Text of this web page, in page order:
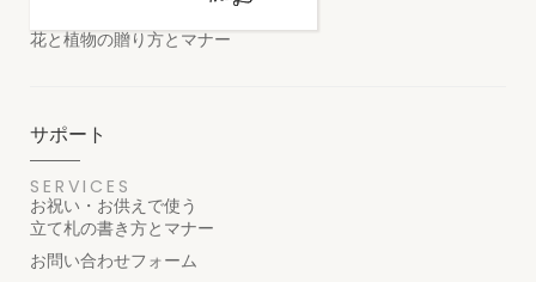
花と植物の贈り方とマナー
サポート
SERVICES
お祝い・お供えで使う
立て札の書き方とマナー
お問い合わせフォーム